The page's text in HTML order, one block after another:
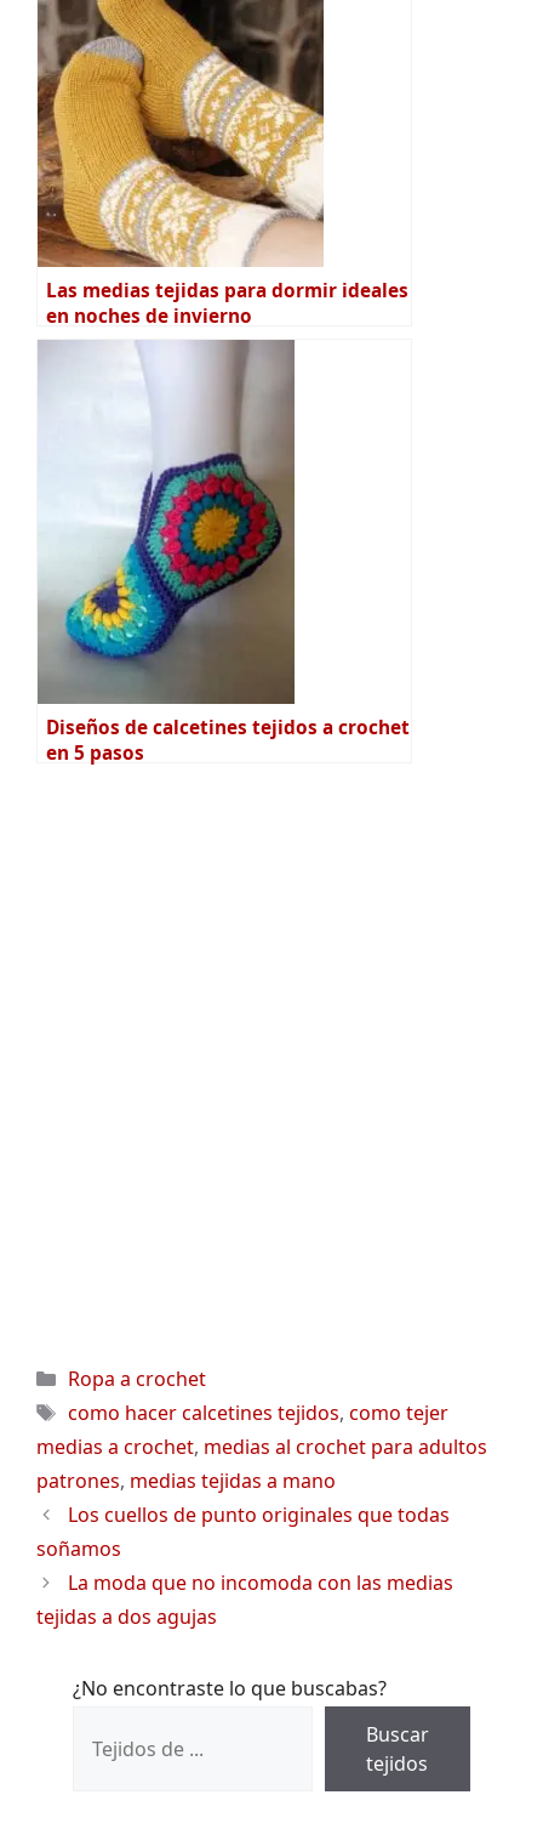
Las medias tejidas para dormir ideales
en noches de invierno
Diseños de calcetines tejidos a crochet
en 5 pasos
Categorías
Ropa a crochet
Etiquetas
como hacer calcetines tejidos, como tejer
medias a crochet, medias al crochet para adultos
patrones, medias tejidas a mano
Los cuellos de punto originales que todas
soñamos
La moda que no incomoda con las medias
tejidas a dos agujas
¿No encontraste lo que buscabas?
Buscar
tejidos